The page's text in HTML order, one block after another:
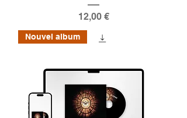
Prix
12,00 €
Nouvel album